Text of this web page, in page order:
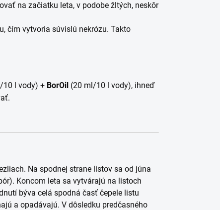
na začiatku leta, v podobe žltých, neskôr
čím vytvoria súvislú nekrózu. Takto
10 l vody) + BorOil (20 ml/10 l vody), ihneď
Na spodnej strane listov sa od júna
Koncom leta sa vytvárajú na listoch
býva celá spodná časť čepele listu
a opadávajú. V dôsledku predčasného